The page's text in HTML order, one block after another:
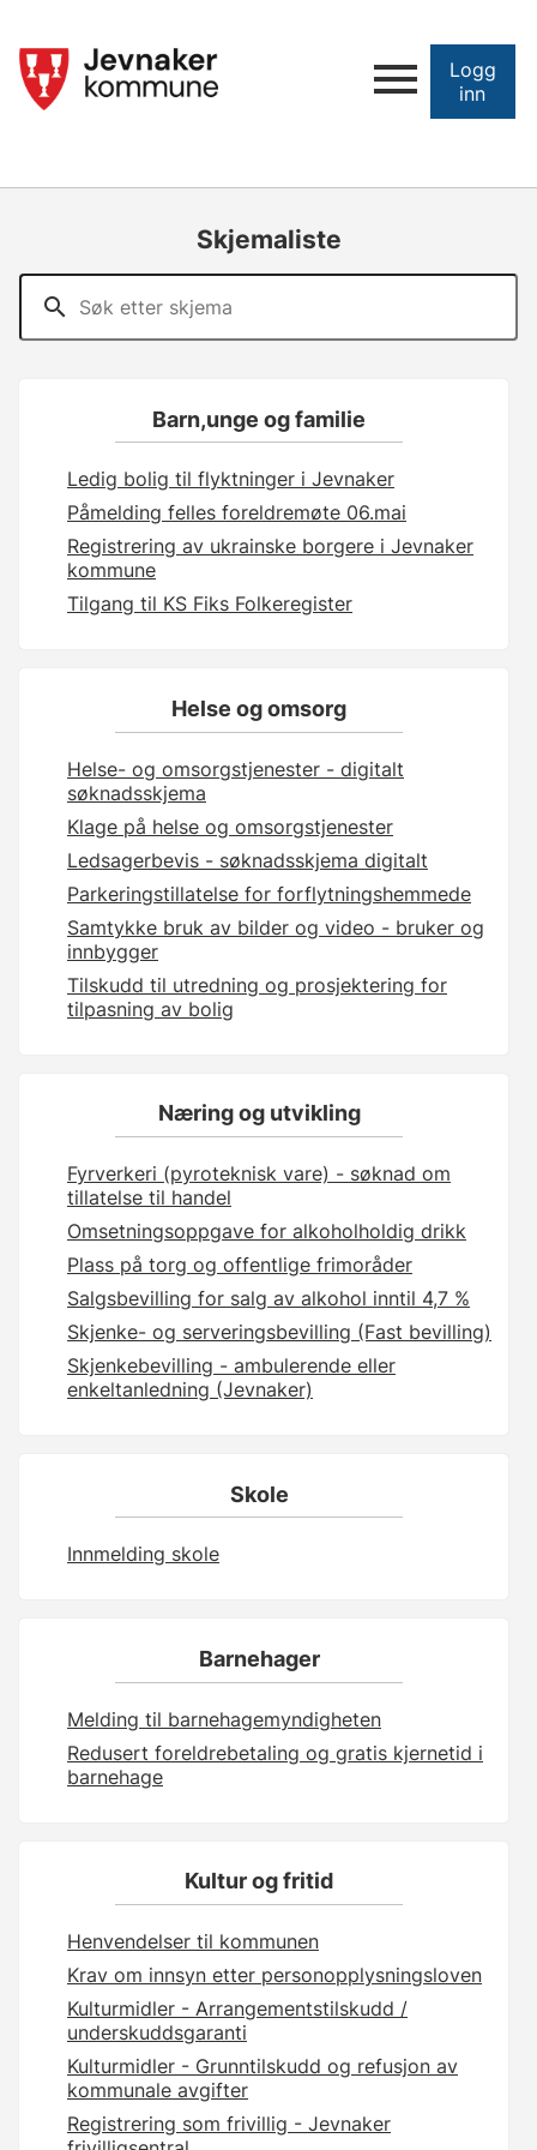
Logg
inn
Skjemaliste
Barn,unge og familie
Ledig bolig til flyktninger i Jevnaker
Påmelding felles foreldremøte 06.mai
Registrering av ukrainske borgere i Jevnaker
kommune
Tilgang til KS Fiks Folkeregister
Helse og omsorg
Helse- og omsorgstjenester - digitalt
søknadsskjema
Klage på helse og omsorgstjenester
Ledsagerbevis - søknadsskjema digitalt
Parkeringstillatelse for forflytningshemmede
Samtykke bruk av bilder og video - bruker og
innbygger
Tilskudd til utredning og prosjektering for
tilpasning av bolig
Næring og utvikling
Fyrverkeri (pyroteknisk vare) - søknad om
tillatelse til handel
Omsetningsoppgave for alkoholholdig drikk
Plass på torg og offentlige frimoråder
Salgsbevilling for salg av alkohol inntil 4,7 %
Skjenke- og serveringsbevilling (Fast bevilling)
Skjenkebevilling - ambulerende eller
enkeltanledning (Jevnaker)
Skole
Innmelding skole
Barnehager
Melding til barnehagemyndigheten
Redusert foreldrebetaling og gratis kjernetid i
barnehage
Kultur og fritid
Henvendelser til kommunen
Krav om innsyn etter personopplysningsloven
Kulturmidler - Arrangementstilskudd /
underskuddsgaranti
Kulturmidler - Grunntilskudd og refusjon av
kommunale avgifter
Registrering som frivillig - Jevnaker